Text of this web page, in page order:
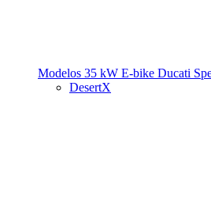
Modelos 35 kW E-bike Ducati
DesertX